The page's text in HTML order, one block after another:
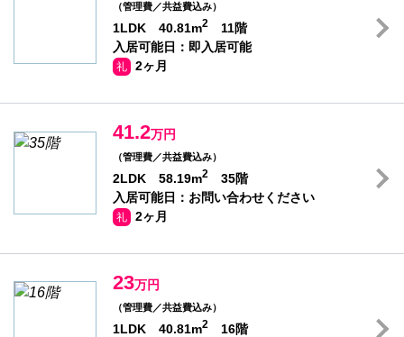
（管理費／共益費込み）
1LDK 40.81m2
11階
入居可能日：即入居可能
礼 2ヶ月
41.2万円
（管理費／共益費込み）
2LDK 58.19m2
35階
入居可能日：お問い合わせください
礼 2ヶ月
23万円
（管理費／共益費込み）
1LDK 40.81m2
16階